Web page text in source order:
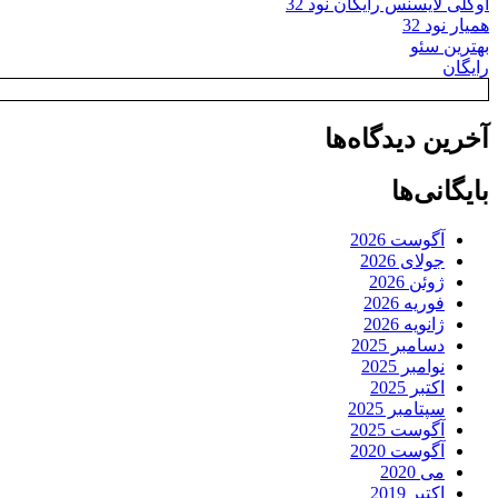
همیار نود 32
بهترین سئو
رایگان
آخرین دیدگاه‌ها
بایگانی‌ها
آگوست 2026
جولای 2026
ژوئن 2026
فوریه 2026
ژانویه 2026
دسامبر 2025
نوامبر 2025
اکتبر 2025
سپتامبر 2025
آگوست 2025
آگوست 2020
می 2020
اکتبر 2019